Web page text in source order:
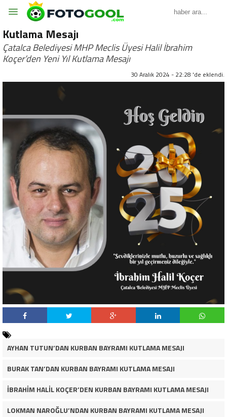
Kutlama Mesajı
Çatalca Belediyesi MHP Meclis Üyesi Halil İbrahim
Koçer’den Yeni Yıl Kutlama Mesajı
30 Aralık 2024 - 22:28 'de eklendi.
AYHAN TUTUN’DAN KURBAN BAYRAMI KUTLAMA MESAJI
BURAK TAN’DAN KURBAN BAYRAMI KUTLAMA MESAJI
İBRAHİM HALİL KOÇER’DEN KURBAN BAYRAMI KUTLAMA MESAJI
LOKMAN NAROĞLU’NDAN KURBAN BAYRAMI KUTLAMA MESAJI